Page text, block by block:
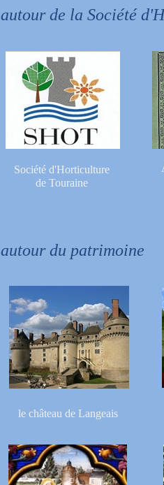
autour de la Société
Société d'Horticulture
de Touraine
autour du patrimoine
le château de Langeais